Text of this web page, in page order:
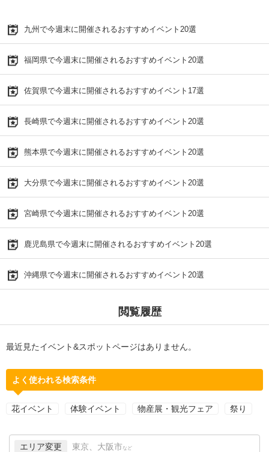
九州で今週末に開催されるおすすめイベント20選
福岡県で今週末に開催されるおすすめイベント20選
佐賀県で今週末に開催されるおすすめイベント17選
長崎県で今週末に開催されるおすすめイベント20選
熊本県で今週末に開催されるおすすめイベント20選
大分県で今週末に開催されるおすすめイベント20選
宮崎県で今週末に開催されるおすすめイベント20選
鹿児島県で今週末に開催されるおすすめイベント20選
沖縄県で今週末に開催されるおすすめイベント20選
閲覧履歴
最近見たイベント&スポットページはありません。
よく使われる検索条件
花イベント 体験イベント 物産展・観光フェア 祭り
エリア変更 東京、大阪市 など